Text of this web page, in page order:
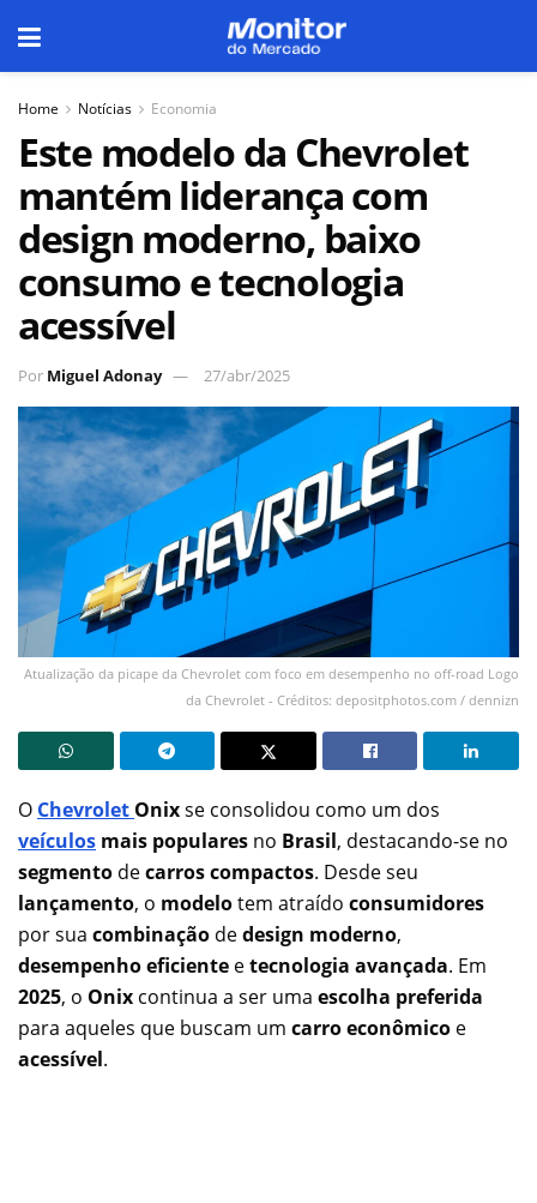
Home Notícias Economia
Este modelo da Chevrolet
mantém liderança com
design moderno, baixo
consumo e tecnologia
acessível
Por Miguel Adonay 27/abr/2025
Atualização da picape da Chevrolet com foco em desempenho no off-road Logo
da Chevrolet - Créditos: depositphotos.com / dennizn
O Chevrolet Onixse consolidou como um dos
veículos mais populares no Brasil, destacando-se no
segmento decarros compactos. Desde seu
lançamento, o modelotem atraído consumidores
por sua combinação dedesign moderno,
desempenho eficiente etecnologia avançada. Em
2025, o Onix continua a ser uma escolha preferida
para aqueles que buscam um carro econômico e
acessível.